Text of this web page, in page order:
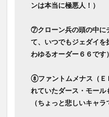
ンは本当に極悪人！）
⑦クローン兵の頭の中に
て、いつでもジェダイ
わゆるオーダー６６です）
⑧ファントムメナス（Ｅ
れていたダース・モール
（ちょっと悲しいキャラ